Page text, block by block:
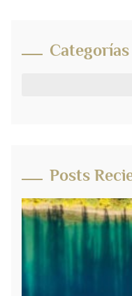
Categorías
Posts